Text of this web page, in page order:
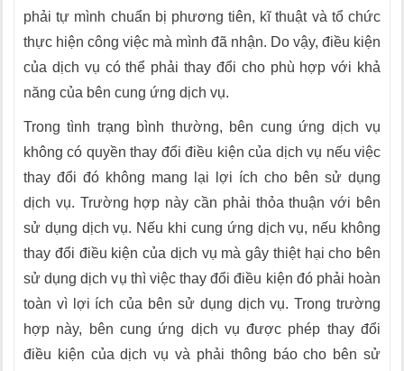
phải tự mình chuẩn bị phương tiên, kĩ thuật và tổ chức
thực hiện công việc mà mình đã nhận. Do vậy, điều kiện
của dịch vụ có thể phải thay đổi cho phù hợp với khả
năng của bên cung ứng dịch vụ.
Trong tình trạng bình thường, bên cung ứng dịch vụ
không có quyền thay đổi điều kiện của dịch vụ nếu việc
thay đổi đó không mang lại lợi ích cho bên sử dụng
dịch vụ. Trường hợp này cần phải thỏa thuận với bên
sử dụng dịch vụ. Nếu khi cung ứng dịch vụ, nếu không
thay đổi điều kiện của dịch vụ mà gây thiệt hại cho bên
sử dụng dịch vụ thì việc thay đổi điều kiện đó phải hoàn
toàn vì lợi ích của bên sử dụng dịch vụ. Trong trường
hợp này, bên cung ứng dịch vụ được phép thay đổi
điều kiện của dịch vụ và phải thông báo cho bên sử